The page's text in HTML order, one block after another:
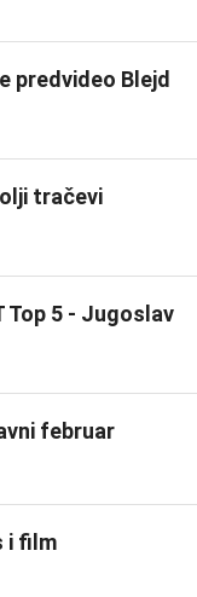
predvideo Blejd
tračevi
Top 5 - Jugoslav
februar
i film